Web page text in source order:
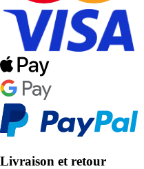
Livraison et retour